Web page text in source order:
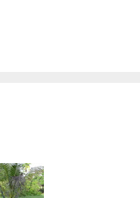
banyak duri sehingga
batang yang akan